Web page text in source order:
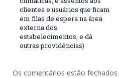
clientes e usuários que ficam
em filas de espera na área
externa dos
estabelecimentos, e dá
outras providências)
Os comentários estão fechados.